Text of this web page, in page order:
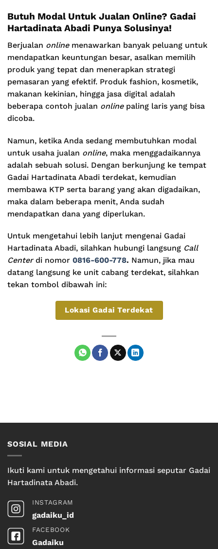
Butuh Modal Untuk Jualan Online? Gadai
Hartadinata Abadi Punya Solusinya!
Berjualan onlinemenawarkan banyak peluang untuk
mendapatkan keuntungan besar, asalkan memilih
produk yang tepat dan menerapkan strategi
pemasaran yang efektif. Produk fashion, kosmetik,
makanan kekinian, hingga jasa digital adalah
beberapa contoh jualan onlinepaling laris yang bisa
dicoba.
Namun, ketika Anda sedang membutuhkan modal
untuk usaha jualan online, maka menggadaikannya
adalah sebuah solusi. Dengan berkunjung ke tempat
Gadai Hartadinata Abadi terdekat, kemudian
membawa KTP serta barang yang akan digadaikan,
maka dalam beberapa menit, Anda sudah
mendapatkan dana yang diperlukan.
Untuk mengetahui lebih lanjut mengenai Gadai
Hartadinata Abadi, silahkan hubungi langsung Call
Centerdi nomor 0816-600-778. Namun, jika mau
datang langsung ke unit cabang terdekat, silahkan
tekan tombol dibawah ini:
Lokasi Gadai Terdekat
SOSIAL MEDIA
Ikuti kami untuk mengetahui informasi seputar Gadai
Hartadinata Abadi.
INSTAGRAM
gadaiku_id
FACEBOOK
Gadaiku